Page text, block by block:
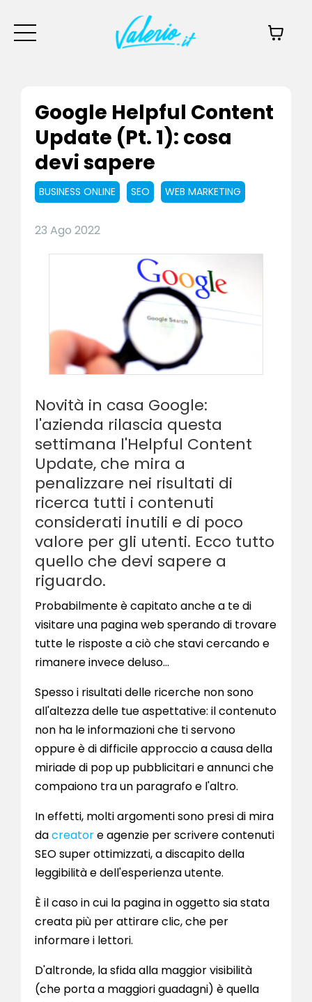
Google Helpful Content
Update (Pt. 1): cosa
devi sapere
BUSINESS ONLINE SEO WEB MARKETING
23 Ago 2022
Novità in casa Google:
l'azienda rilascia questa
settimana l'Helpful Content
Update, che mira a
penalizzare nei risultati di
ricerca tutti i contenuti
considerati inutili e di poco
valore per gli utenti. Ecco tutto
quello che devi sapere a
riguardo.
Probabilmente è capitato anche a te di
visitare una pagina web sperando di trovare
tutte le risposte a ciò che stavi cercando e
rimanere invece deluso…
Spesso i risultati delle ricerche non sono
all'altezza delle tue aspettative: il contenuto
non ha le informazioni che ti servono
oppure è di difficile approccio a causa della
miriade di pop up pubblicitari e annunci che
compaiono tra un paragrafo e l'altro.
In effetti, molti argomenti sono presi di mira
dacreatore agenzie per scrivere contenuti
SEO super ottimizzati, a discapito della
leggibilità e dell'esperienza utente.
È il caso in cui la pagina in oggetto sia stata
creata più per attirare clic, che per
informare i lettori.
D'altronde, la sfida alla maggior visibilità
(che porta a maggiori guadagni) è quella